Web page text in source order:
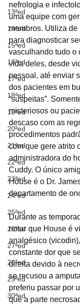
13ªed
14ªed
15ªed
16ªed
17ªed
18ªed
19ªed
20ªed
21ªed
22ªed
23ªed
24ªed
25ªed
26ªed
27ªed
28ªed
29ªed
30ªed
nefrologia e
uma equipe com
membros. Utiliza
para diagnosticar
vasculhando tudo o
vida deles, desde
pessoal, até enviar
dos pacientes em
“suspeitas”.
misteriosos ou
descaso com as
procedimentos
com que gere atrito
administradora do
Cuddy. O único
House é o Dr.
departamento de
Durante as
notar que House é
analgésico
constante dor que
direita devido à
se recusou a
preferiu passar por
que a parte